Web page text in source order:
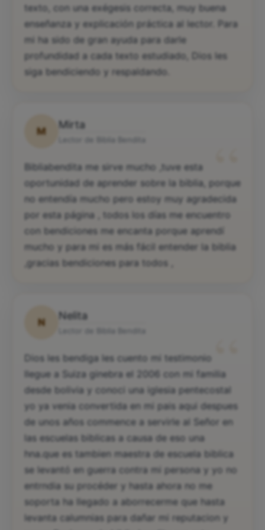
texto, con una exégesis correcta, muy buena
enseñanza y explicación práctica al lector. Para
mi ha sido de gran ayuda para darle
profundidad a cada texto estudiado, Dios les
siga bendiciendo y respaldando.
M
Mirta
“
Bibliabendita me sirve mucho ,tuve esta
oportunidad de aprender sobre la biblia, porque
no entendía mucho pero estoy muy agradecida
por esta página , todos los días me encuentro
con bendiciones me encanta porque aprendí
mucho y para mi es más fácil entender la biblia
,gracias bendiciones para todos ,
N
Nelita
“
Dios les bendiga les cuento mi testimonio
llegue a Suiza ginebra el 2006 con mi familia
desde bolivia y conoci una iglesia pentecostal
yo ya venia convertida en mi pais aqui despues
de unos años commence a servirle al Señor en
las escuelas biblicas a causa de eso una
hna.que es tambien maestra de escuela biblica
se levantó en guerra contra mi persona y yo no
entrndia su procéder y hasta ahora no me
soporta ha llegado a aborrecerme que hasta
levanta calumnias para dañar mi reputacion y